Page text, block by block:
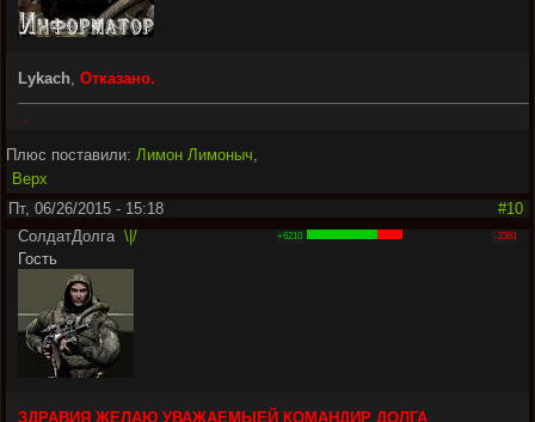
Lykach, Отказано.
Плюс поставили: Лимон Лимоныч
Верх
Пт, 06/26/2015 - 15:18
#10
СолдатДолга \|/
Гость
+6210 -2361
ЗДРАВИЯ ЖЕЛАЮ УВАЖАЕМЫЕЙ КОМАНДИР ДОЛГА